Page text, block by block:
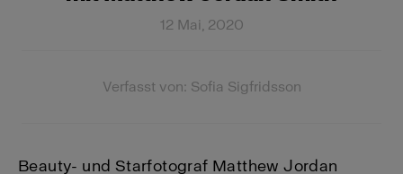
12 Mai, 2020
Verfasst von: Sofia Sigfridsson
Beauty- und Starfotograf Matthew Jordan